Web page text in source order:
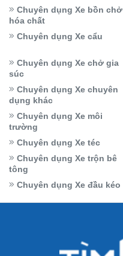
Chuyên dụng Xe bồn chở
hóa chất
Chuyên dụng Xe cẩu
Chuyên dụng Xe chở gia
súc
Chuyên dụng Xe chuyên
dụng khác
Chuyên dụng Xe môi
trường
Chuyên dụng Xe téc
Chuyên dụng Xe trộn bê
tông
Chuyên dụng Xe đầu kéo